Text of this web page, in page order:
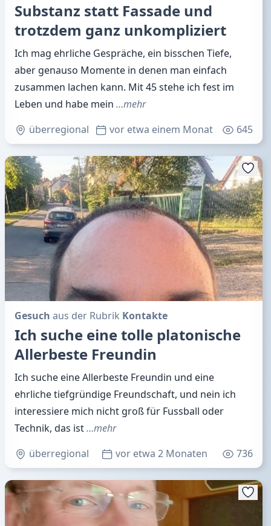
Substanz statt Fassade und
trotzdem ganz unkompliziert
Ich mag ehrliche Gespräche, ein bisschen Tiefe,
aber genauso Momente in denen man einfach
zusammen lachen kann. Mit 45 stehe ich fest im
Leben und habe mein …mehr
überregional
vor etwa einem Monat 645
Gesuch aus der Rubrik Kontakte
Ich suche eine tolle platonische
Allerbeste Freundin
Ich suche eine Allerbeste Freundin und eine
ehrliche tiefgründige Freundschaft, und nein ich
interessiere mich nicht groß für Fussball oder
Technik, das ist…mehr
überregional
vor etwa 2 Monaten 736